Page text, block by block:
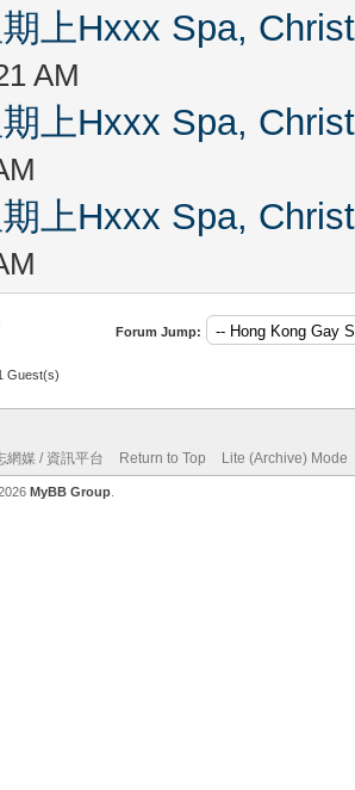
上Hxxx Spa,
AM
上Hxxx Spa,
上Hxxx Spa,
Forum Jump:
Guest(s)
網媒 / 資訊平台 Return to Top Lite (Archive) Mode
MyBB Group